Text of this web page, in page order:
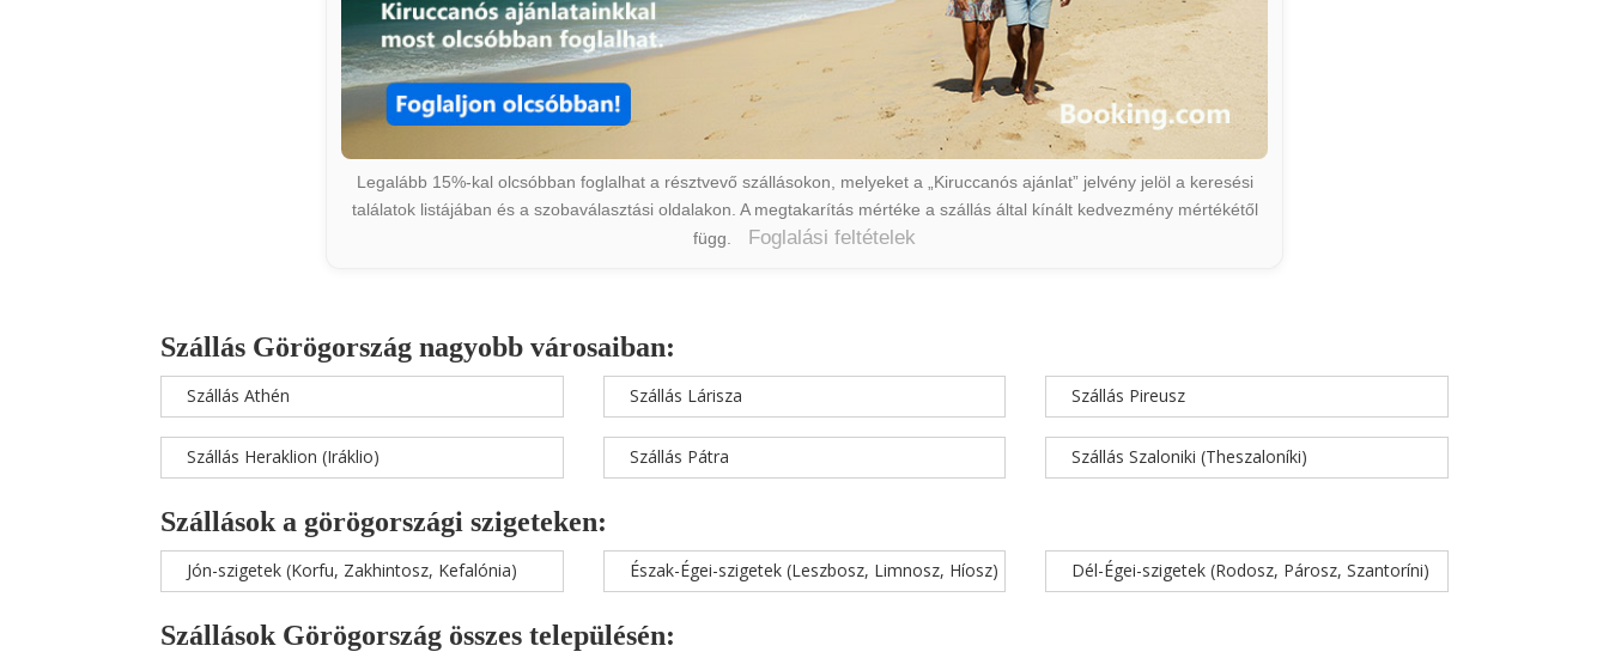
Legalább 15%-kal olcsóbban foglalhat a résztvevő szállásokon, melyeket a „Kiruccanós ajánlat” jelvény jelöl a keresési
találatok listájában és a szobaválasztási oldalakon. A megtakarítás mértéke a szállás által kínált kedvezmény mértékétől
függ.
Foglalási feltételek
Szállás Görögország nagyobb városaiban:
Szállás Athén
Szállás Heraklion (Iráklio)
Szállás Lárisza
Szállás Pátra
Szállás Pireusz
Szállás Szaloniki (Theszaloníki)
Szállások a görögországi szigeteken:
Jón-szigetek (Korfu, Zakhintosz, Kefalónia) Észak-Égei-szigetek (Leszbosz, Limnosz, Híosz) Dél-Égei-szigetek (Rodosz, Párosz, Szantoríni)
Szállások Görögország összes településén: